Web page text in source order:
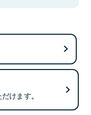
けます。